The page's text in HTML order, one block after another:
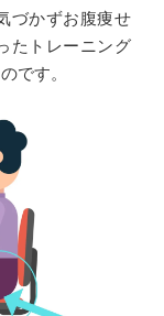
づかずお腹痩せ
たトレーニング
です。